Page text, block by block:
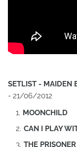
SETLIST - MAIDEN
- 21/06/2012
MOONCHILD
CAN I PLAY
THE PRISONER